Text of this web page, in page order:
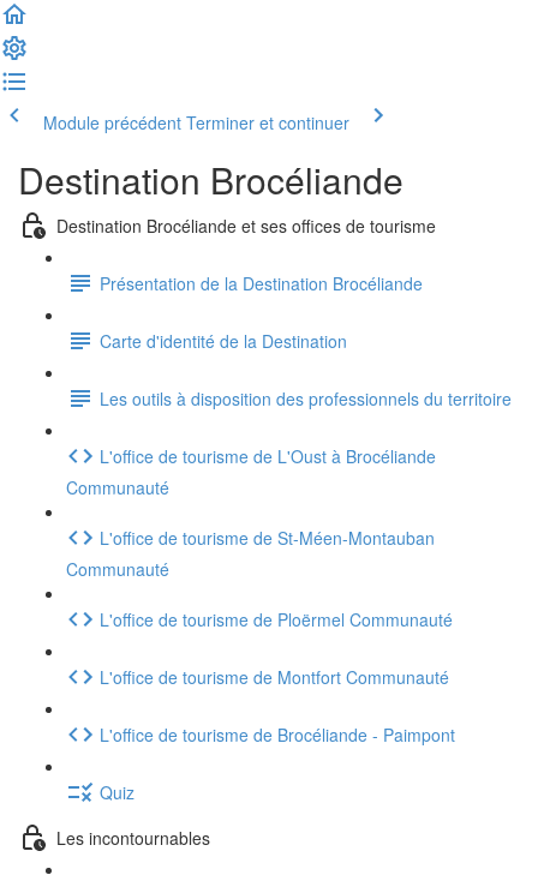
Module précédent Terminer et continuer
Destination Brocéliande
Destination Brocéliande et ses offices de tourisme
Présentation de la Destination Brocéliande
Carte d'identité de la Destination
Les outils à disposition des professionnels du territoire
L'office de tourisme de L'Oust à Brocéliande
Communauté
L'office de tourisme de St-Méen-Montauban
Communauté
L'office de tourisme de Ploërmel Communauté
L'office de tourisme de Montfort Communauté
L'office de tourisme de Brocéliande - Paimpont
Quiz
Les incontournables